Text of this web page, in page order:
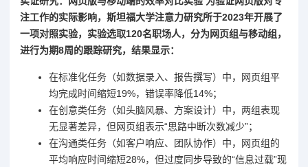
注工作的实际影响，斯坦福大学注意力研究所于2023年开展了
一项对照实验，实验选取120名职场人，分为网页组与移动组，
进行为期8周的跟踪研究，结果显示：
在标准化任务（如数据录入、报告撰写）中，网页组平
均完成时间缩短19%，错误率降低14%；
在创意类任务（如头脑风暴、方案设计）中，两组表现
无显著差异，但网页组表示“思路中断次数减少”；
在沟通类任务（如客户响应、团队协作）中，网页组的
平均响应时间缩短28%，但过度同步导致的“信息过载”现